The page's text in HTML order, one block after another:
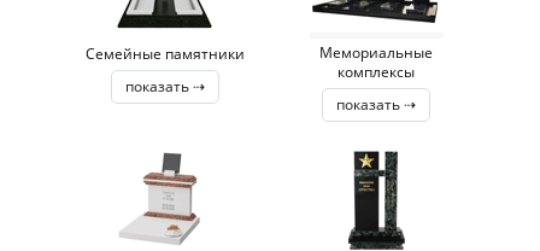
Семейные памятники
показать ⇢
Мемориальные
комплексы
показать ⇢